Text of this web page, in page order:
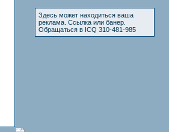
Здесь может находиться ваша
реклама. Ссылка или банер.
Обращаться в ICQ 310-481-985